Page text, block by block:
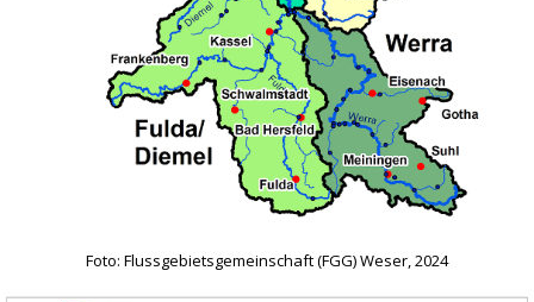
Foto: Flussgebietsgemeinschaft (FGG) Weser, 2024